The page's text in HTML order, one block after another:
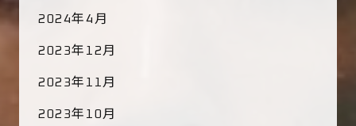
2024年4月
2023年12月
2023年11月
2023年10月